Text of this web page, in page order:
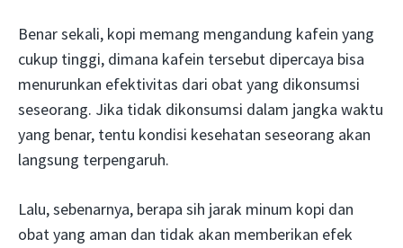
Benar sekali, kopi memang mengandung kafein yang
cukup tinggi, dimana kafein tersebut dipercaya bisa
menurunkan efektivitas dari obat yang dikonsumsi
seseorang. Jika tidak dikonsumsi dalam jangka waktu
yang benar, tentu kondisi kesehatan seseorang akan
langsung terpengaruh.
Lalu, sebenarnya, berapa sih jarak minum kopi dan
obat yang aman dan tidak akan memberikan efek